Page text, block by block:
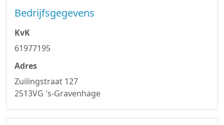
Bedrijfsgegevens
KvK
61977195
Adres
Zuilingstraat 127
2513VG 's-Gravenhage